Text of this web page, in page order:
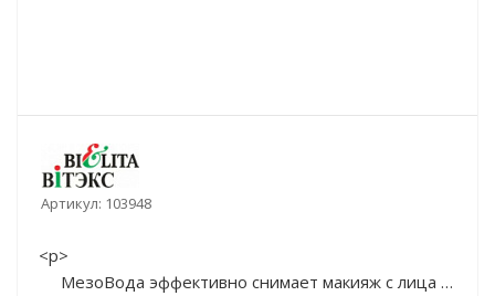
Артикул: 103948
<p>
МезоВода эффективно снимает макияж с лица и